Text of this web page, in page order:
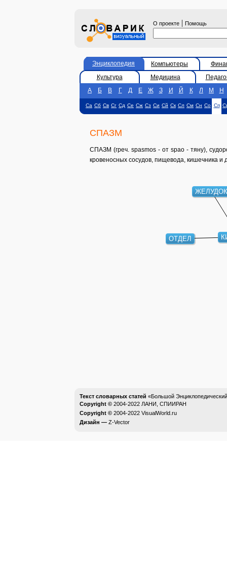
О проекте | Помощь
Энциклопедия Компьютеры
Культура
Медицина
А
Б В Г Д Е Ж З И Й К Л М Н
Са Сб Св Сг Сд Се Сж Сз Си Сй Ск Сл См Сн Со Сп
СПАЗМ
СПАЗМ (греч. spasmos - от spao - тяну),
кровеносных сосудов, пищевода, кишечника
ЖЕЛУДОК
ОТДЕЛ
Текст словарных статей «Большой
Copyright © 2004-2022 ЛАНИ, СПИИРАН
Copyright © 2004-2022 VisualWorld.ru
Дизайн — Z-Vector